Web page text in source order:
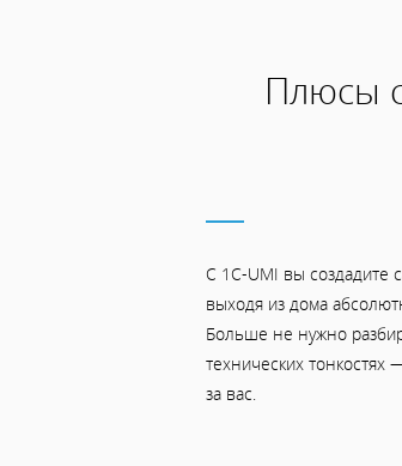
Плюсы
С 1C-UMI вы создадите
выходя из дома
Больше не нужно
технических
за вас.